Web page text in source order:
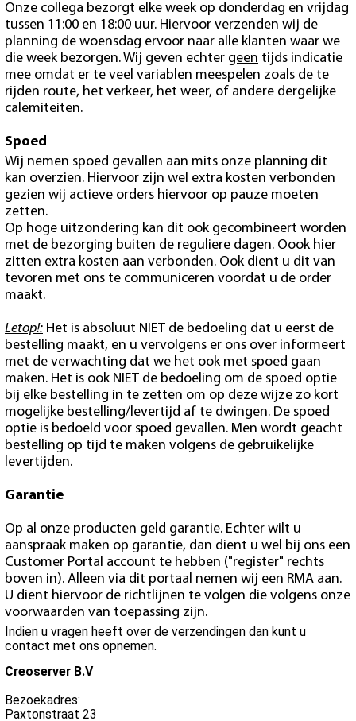
Onze collega bezorgt elke week op donderdag en vrijdag
tussen 11:00 en 18:00 uur. Hiervoor verzenden wij de
planning de woensdag ervoor naar alle klanten waar we
die week bezorgen. Wij geven echter geen tijds indicatie
mee omdat er te veel variablen meespelen zoals de te
rijden route, het verkeer, het weer, of andere dergelijke
calemiteiten.
Spoed
Wij nemen spoed gevallen aan mits onze planning dit
kan overzien. Hiervoor zijn wel extra kosten verbonden
gezien wij actieve orders hiervoor op pauze moeten
zetten.
Op hoge uitzondering kan dit ook gecombineert worden
met de bezorging buiten de reguliere dagen. Oook hier
zitten extra kosten aan verbonden. Ook dient u dit van
tevoren met ons te communiceren voordat u de order
maakt.
Letop!: Het is absoluut NIET de bedoeling dat u eerst de
bestelling maakt, en u vervolgens er ons over informeert
met de verwachting dat we het ook met spoed gaan
maken. Het is ook NIET de bedoeling om de spoed optie
bij elke bestelling in te zetten om op deze wijze zo kort
mogelijke bestelling/levertijd af te dwingen. De spoed
optie is bedoeld voor spoed gevallen. Men wordt geacht
bestelling op tijd te maken volgens de gebruikelijke
levertijden.
Garantie
Op al onze producten geld garantie. Echter wilt u
aanspraak maken op garantie, dan dient u wel bij ons een
Customer Portal account te hebben ("register" rechts
boven in). Alleen via dit portaal nemen wij een RMA aan.
U dient hiervoor de richtlijnen te volgen die volgens onze
voorwaarden van toepassing zijn.
Indien u vragen heeft over de verzendingen dan kunt u
contact met ons opnemen.
Creoserver B.V
Bezoekadres:
Paxtonstraat 23